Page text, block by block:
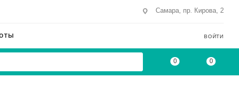
Самара, пр. Кирова, 2
ВОЙТИ
0 0